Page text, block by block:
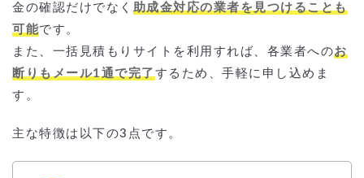
金の確認だけでなく
助成金対応の業者を見つけることも
可能です。
また、一括見積もりサイトを利用すれば、各業者へのお
断りもメール1通で完了 するため、手軽に申し込めま
す。
主な特徴は以下の3点です。